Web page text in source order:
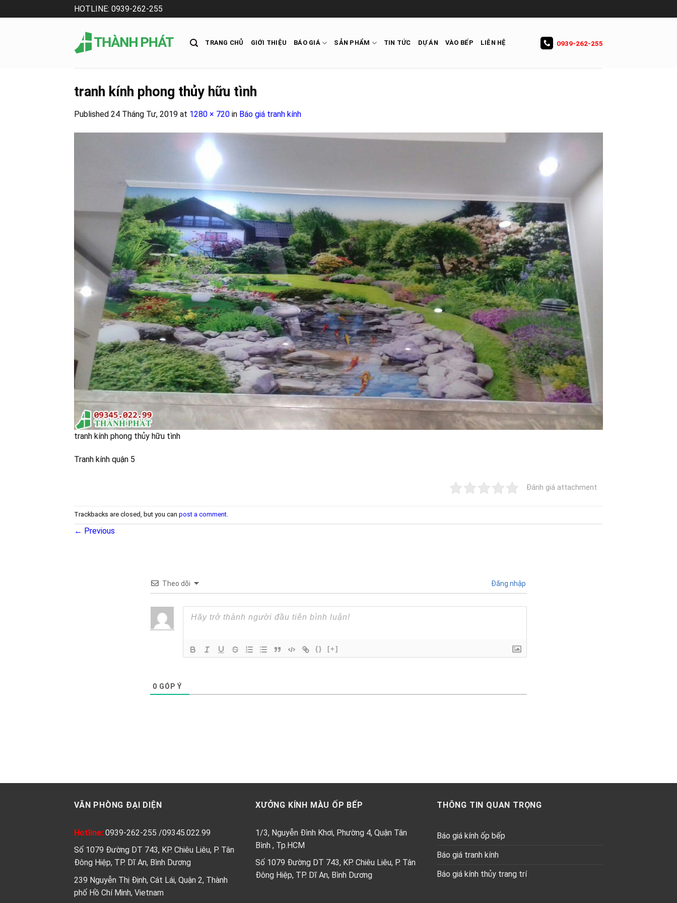
to
HOTLINE: 0939-262-255
TRANG CHỦ GIỚI THIỆU BÁO GIÁ SẢN PHẨM TIN TỨC DỰ ÁN VÀO BẾP LIÊN HỆ 0939-262-255
tranh kính phong thủy hữu tình
Published 24 Tháng Tư, 2019 at 1280 × 720 in Báo giá tranh kính
tranh kính phong thủy hữu tình
Tranh kính quận 5
Đánh giá attachment
Trackbacks are closed, but you can post a comment.
← Previous
Theo dõi Đăng nhập
{} [+]
0 GÓP Ý
VĂN PHÒNG ĐẠI DIỆN
Hotline: 0939-262-255 /09345.022.99
Số 1079 Đường DT 743, KP. Chiêu Liêu, P. Tân
Đông Hiệp, TP. Dĩ An, Bình Dương
239 Nguyễn Thị Định, Cát Lái, Quận 2, Thành
phố Hồ Chí Minh, Vietnam
XƯỞNG KÍNH MÀU ỐP BẾP
1/3, Nguyễn Đình Khơi, Phường 4, Quận Tân
Bình , Tp.HCM
Số 1079 Đường DT 743, KP. Chiêu Liêu, P. Tân
Đông Hiệp, TP. Dĩ An, Bình Dương
THÔNG TIN QUAN TRỌNG
Báo giá kính ốp bếp
Báo giá tranh kính
Báo giá kính thủy trang trí